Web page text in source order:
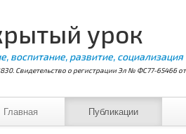
урок
воспитание, развитие, социализация
Свидетельство о регистрации Эл № ФС77-65466
Главная Публикации